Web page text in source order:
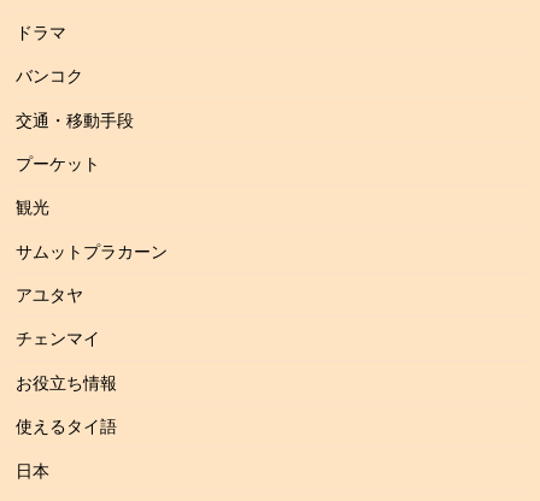
ドラマ
バンコク
交通・移動手段
プーケット
観光
サムットプラカーン
アユタヤ
チェンマイ
お役立ち情報
使えるタイ語
日本